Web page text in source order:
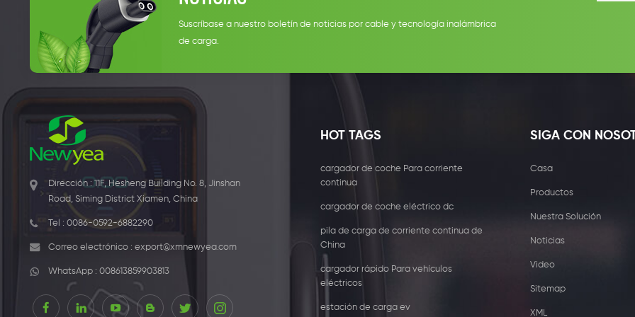
Suscríbase a nuestro boletín de noticias por cable y tecnología inalámbrica
de carga.
Dirección : 11F, Hesheng Building No. 8, Jinshan
Road, Siming District Xiamen, China
Tel : 0086-0592-6882290
Correo electrónico : export@xmnewyea.com
WhatsApp : 008613859903813
HOT TAGS
cargador de coche Para corriente
continua
cargador de coche eléctrico dc
pila de carga de corriente continua de
China
cargador rápido Para vehículos
eléctricos
estación de carga ev
SIGA CON
Casa
Productos
Nuestra Solución
Noticias
Video
Sitemap
XML